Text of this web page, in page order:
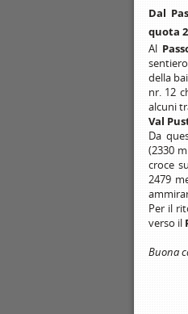
Dal
quota
Al
della
nr. 12
alcuni
Val
Da
(2330
croce
2479
Per il
verso il
Buona